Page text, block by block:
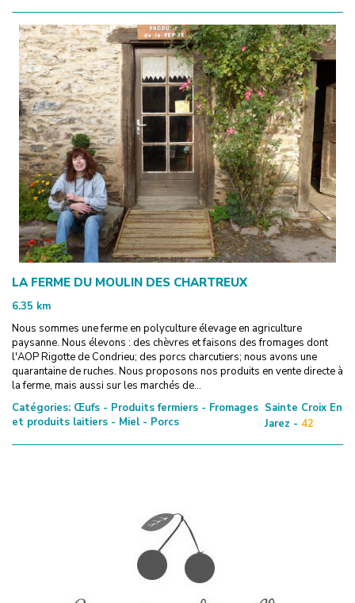
LA FERME DU MOULIN DES CHARTREUX
6.35 km
Nous sommes une ferme en polyculture élevage en agriculture
paysanne. Nous élevons : des chèvres et faisons des fromages dont
l'AOP Rigotte de Condrieu; des porcs charcutiers; nous avons une
quarantaine de ruches. Nous proposons nos produits en vente directe à
la ferme, mais aussi sur les marchés de...
Catégories: Œufs - Produits fermiers - Fromages
et produits laitiers - Miel - Porcs
Sainte Croix En
Jarez - 42